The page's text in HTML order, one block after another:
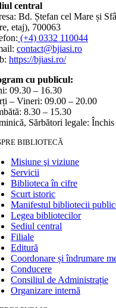
central
Bd. Ștefan cel Mare și
etaj), 700063
(+4) 0332 110044
contact@bjiasi.ro
https://bjiasi.ro/
cu publicul:
09.30 – 16.30
– Vineri: 09.00 – 20.00
8.30 – 15.30
Sărbători legale: Închis
BIBLIOTECĂ
Misiune şi viziune
Servicii
Biblioteca în cifre
Scurt istoric
Manifestul bibliotecii
Legea bibliotecilor
Sediul central
Filiale
Editură
Coordonare și îndrumare
Conducere
Consiliul de Administrație
Organizare internă